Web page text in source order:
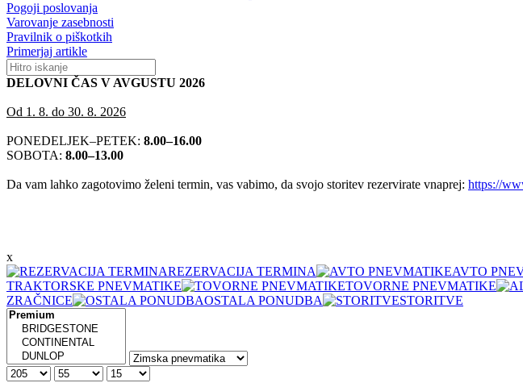
Pogoji poslovanja
Varovanje zasebnosti
Pravilnik o piškotkih
Primerjaj artikle
DELOVNI ČAS V AVGUSTU 2026
Od 1. 8. do 30. 8. 2026
PONEDELJEK–PETEK: 8.00–16.00
SOBOTA: 8.00–13.00
Da vam lahko zagotovimo želeni termin, vas vabimo, da svojo storitev rezervirate vnaprej: https://
x
REZERVACIJA TERMINA
AVTO
TRAKTORSKE PNEVMATIKE
TOVORNE PNEVMATIKE
ZRAČNICE
OSTALA PONUDBA STORITVE